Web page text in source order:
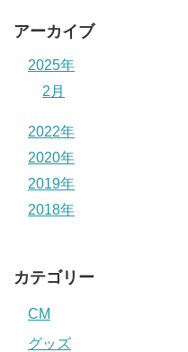
アーカイブ
2025年
2月
2022年
2020年
2019年
2018年
カテゴリー
CM
グッズ